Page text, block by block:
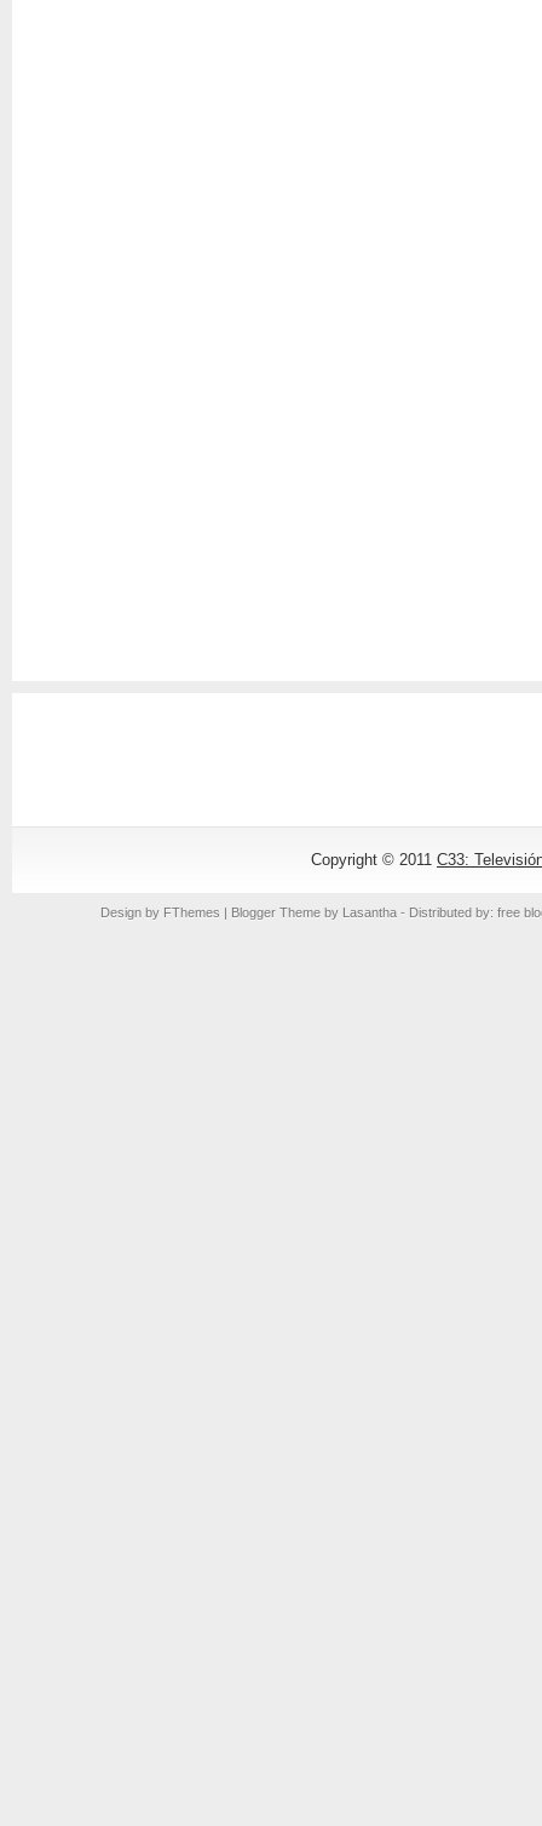
Copyright © 2011 C33:
Design by FThemes | Blogger Theme by Lasantha - Distributed by: free